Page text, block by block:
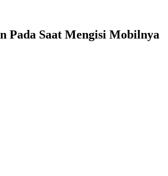
Pada Saat Mengisi Mobilnya